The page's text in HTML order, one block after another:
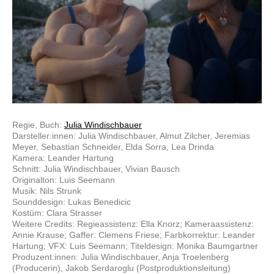
Regie, Buch: Julia Windischbauer
Darsteller:innen: Julia Windischbauer, Almut Zilcher, Jeremias
Meyer, Sebastian Schneider, Elda Sorra, Lea Drinda
Kamera: Leander Hartung
Schnitt: Julia Windischbauer, Vivian Bausch
Originalton: Luis Seemann
Musik: Nils Strunk
Sounddesign: Lukas Benedicic
Kostüm: Clara Strasser
Weitere Credits: Regieassistenz: Ella Knorz; Kameraassistenz:
Annie Krause; Gaffer: Clemens Friese; Farbkorrektur: Leander
Hartung; VFX: Luis Seemann; Titeldesign: Monika Baumgartner
Produzent:innen: Julia Windischbauer, Anja Troelenberg
(Producerin), Jakob Serdaroglu (Postproduktionsleitung)